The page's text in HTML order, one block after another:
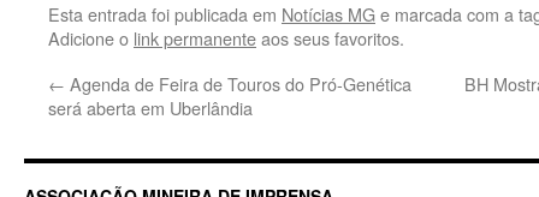
Esta entrada foi publicada em Notícias MGe marcada com a
Adicione o link permanenteaos seus favoritos.
← Agenda de Feira de Touros do Pró-Genética
será aberta em Uberlândia
BH